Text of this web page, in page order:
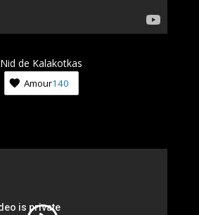
Nid de Kalakotkas
Amour140